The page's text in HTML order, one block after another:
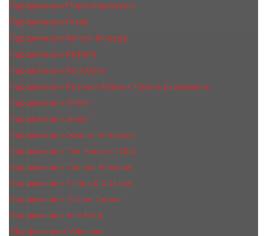
Парфюмерия Plume Impression
Парфюмерия Prada
Парфюмерия Ramon Monegal
Парфюмерия RicHard
Парфюмерия Roja Dove
Парфюмерия Rosendo Mateu Olfactive Expressions
Парфюмерия SHAIK
Парфюмерия Simimi
Парфюмерия Sospiro Perfumes
Парфюмерия The House of Oud
Парфюмерия Thomas Kosmala
Парфюмерия Tiffany & Co Love
Парфюмерия Tiziana Terenzi
Парфюмерия Tom Ford
Парфюмерия Valentino